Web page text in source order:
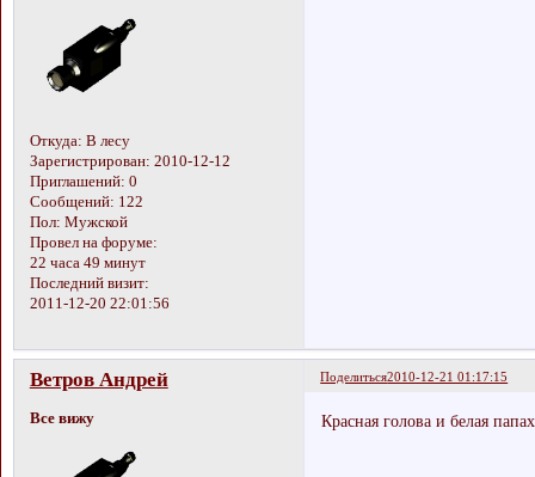
Откуда: В лесу
Зарегистрирован: 2010-12-12
Приглашений: 0
Сообщений: 122
Пол: Мужской
Провел на форуме:
22 часа 49 минут
Последний визит:
2011-12-20 22:01:56
Поделиться2010-12-21 01:17:15
Ветров Андрей
Все вижу Красная голова и белая